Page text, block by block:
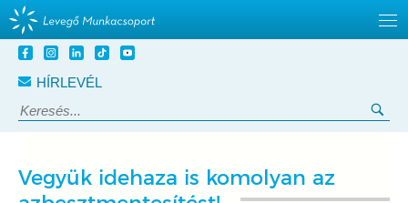
Tovább
tartalomra
HÍRLEVÉL
Keresés:
Vegyük idehaza is komolyan az